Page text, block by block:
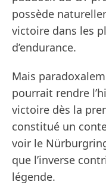
possède
victoire dans les
d’endurance.
Mais
pourrait rendre
victoire dès la
constitué un
voir le
que l’inverse
légende.